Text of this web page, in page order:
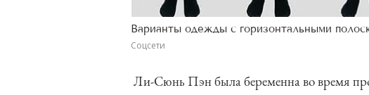
Варианты одежды с горизонтальными
Соцсети
Ли-Сюнь Пэн была беременна во время